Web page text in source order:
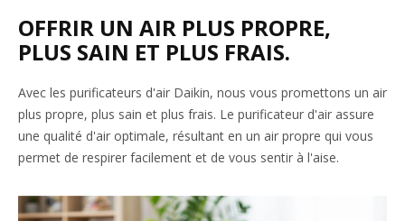
OFFRIR UN AIR PLUS PROPRE,
PLUS SAIN ET PLUS FRAIS.
Avec les purificateurs d'air Daikin, nous vous promettons un air
plus propre, plus sain et plus frais. Le purificateur d'air assure
une qualité d'air optimale, résultant en un air propre qui vous
permet de respirer facilement et de vous sentir à l'aise.